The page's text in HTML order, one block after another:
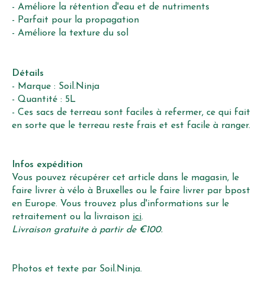
- Améliore la rétention d'eau et de nutriments
- Parfait pour la propagation
- Améliore la texture du sol
Détails
- Marque : Soil.Ninja
- Quantité : 5L
- Ces sacs de terreau sont faciles à refermer, ce qui fait
en sorte que le terreau reste frais et est facile à ranger.
Infos expédition
Vous pouvez récupérer cet article dans le magasin, le
faire livrer à vélo à Bruxelles ou le faire livrer par bpost
en Europe. Vous trouvez plus d'informations sur le
retraitement ou la livraison ici.
Livraison gratuite à partir de €100.
Photos et texte par Soil.Ninja.